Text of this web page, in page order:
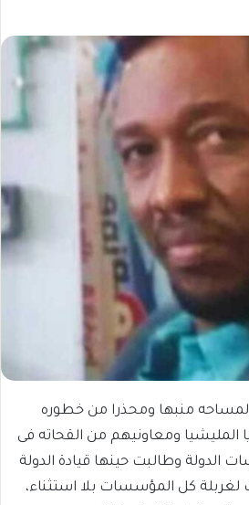
منبها ومحذرا من خطوره
المليشيا ومعاونيهم من القحاته فى
وطالبت حينها قيادة الدولة
لغربلة كل المؤسسات بلا استثناء،